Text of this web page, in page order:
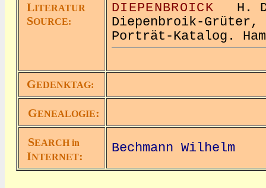
LITERATUR
SOURCE:
DIEPENBROICK H.
Diepenbroik-Grüter,
Porträt-Katalog.
GEDENKTAG:
GENEALOGIE:
SEARCH in
INTERNET:
Bechmann Wilhelm